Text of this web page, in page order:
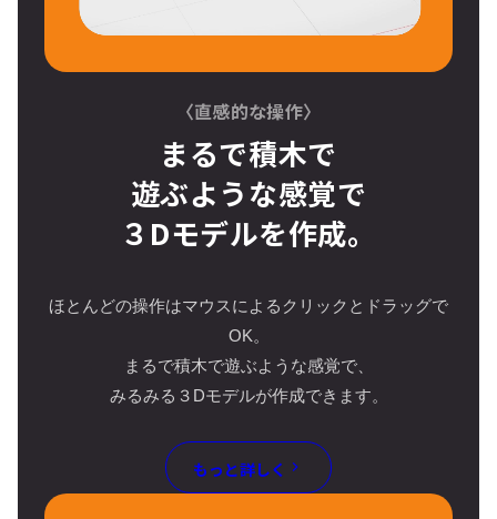
〈直感的な操作〉
まるで積木で
遊ぶような感覚で
３Dモデルを作成。
ほとんどの操作はマウスによるクリックとドラッグで
OK。
まるで積木で遊ぶような感覚で、
みるみる３Dモデルが作成できます。
もっと詳しく